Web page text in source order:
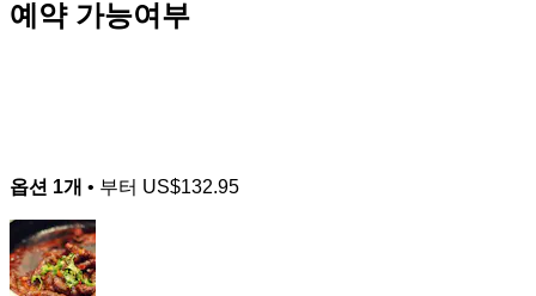
예약 가능여부
옵션 1개 • 부터 US$132.95